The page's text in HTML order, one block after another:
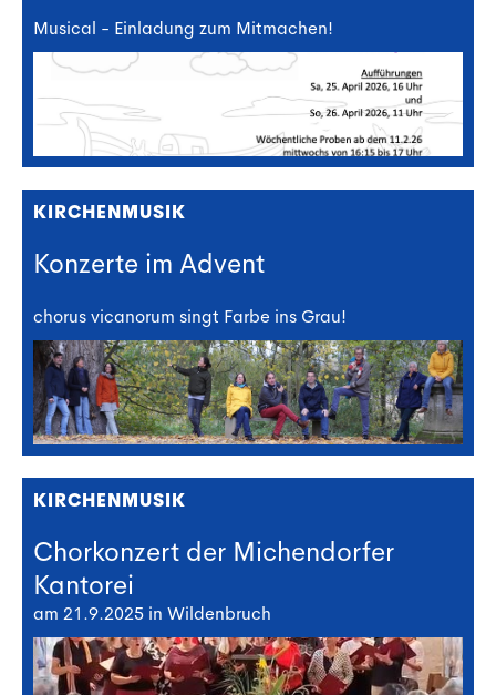
Musical - Einladung zum Mitmachen!
KIRCHENMUSIK
Konzerte im Advent
chorus vicanorum singt Farbe ins Grau!
KIRCHENMUSIK
Chorkonzert der Michendorfer
Kantorei
am 21.9.2025 in Wildenbruch